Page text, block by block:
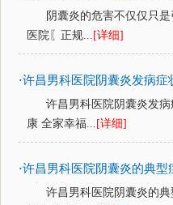
阴囊炎的危害不仅仅只
医院〖正规... [详细]
·许昌男科医院阴囊炎发病症
许昌男科医院阴囊炎发
康 全家幸福... [详细]
·许昌男科医院阴囊炎的典型
阳光医院许昌男科医院阴囊炎的